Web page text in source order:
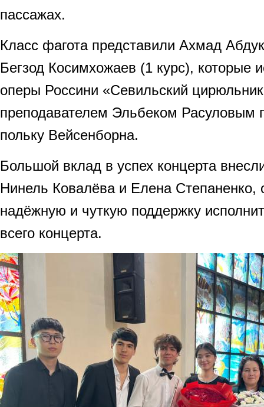
пассажах.
Класс фагота представили Ахмад
Бегзод Косимхожаев (1 курс), которые
оперы Россини «Севильский
преподавателем Эльбеком Расуловым
польку Вейсенборна.
Большой вклад в успех концерта
Нинель Ковалёва и Елена Степаненко,
надёжную и чуткую поддержку
всего концерта.